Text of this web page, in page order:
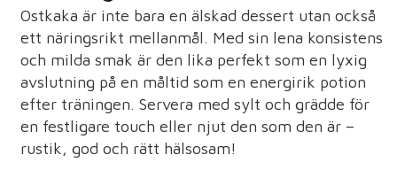
Ostkaka är inte bara en älskad dessert utan också
ett näringsrikt mellanmål. Med sin lena konsistens
och milda smak är den lika perfekt som en lyxig
avslutning på en måltid som en energirik potion
efter träningen. Servera med sylt och grädde för
en festligare touch eller njut den som den är –
rustik, god och rätt hälsosam!